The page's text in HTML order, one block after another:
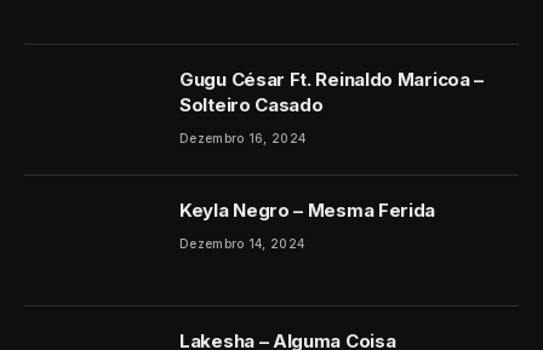
Gugu César Ft. Reinaldo Maricoa –
Solteiro Casado
Dezembro 16, 2024
Keyla Negro – Mesma Ferida
Dezembro 14, 2024
Lakesha – Alguma Coisa